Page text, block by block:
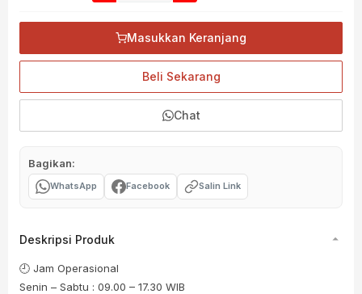
Masukkan Keranjang
Beli Sekarang
Chat
Bagikan:
WhatsApp Facebook Salin Link
Deskripsi Produk
🕘 Jam Operasional
Senin – Sabtu : 09.00 – 17.30 WIB